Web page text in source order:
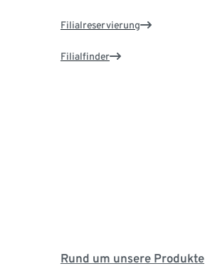
Filialreservierung
Filialfinder
Rund um unsere Produkte